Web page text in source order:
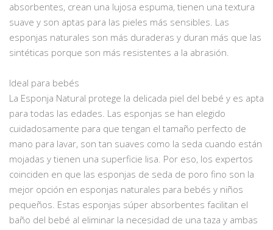
absorbentes, crean una lujosa espuma, tienen una textura
suave y son aptas para las pieles más sensibles. Las
esponjas naturales son más duraderas y duran más que las
sintéticas porque son más resistentes a la abrasión.
Ideal para bebés
La Esponja Natural protege la delicada piel del bebé y es apta
para todas las edades. Las esponjas se han elegido
cuidadosamente para que tengan el tamaño perfecto de
mano para lavar, son tan suaves como la seda cuando están
mojadas y tienen una superficie lisa. Por eso, los expertos
coinciden en que las esponjas de seda de poro fino son la
mejor opción en esponjas naturales para bebés y niños
pequeños. Estas esponjas súper absorbentes facilitan el
baño del bebé al eliminar la necesidad de una taza y ambas